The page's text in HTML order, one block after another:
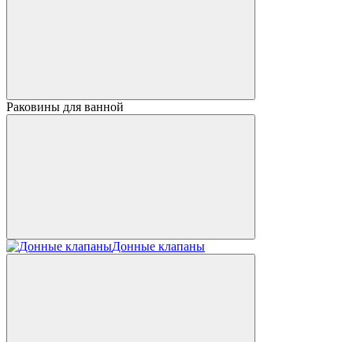
Раковины для ванной
Донные клапаны